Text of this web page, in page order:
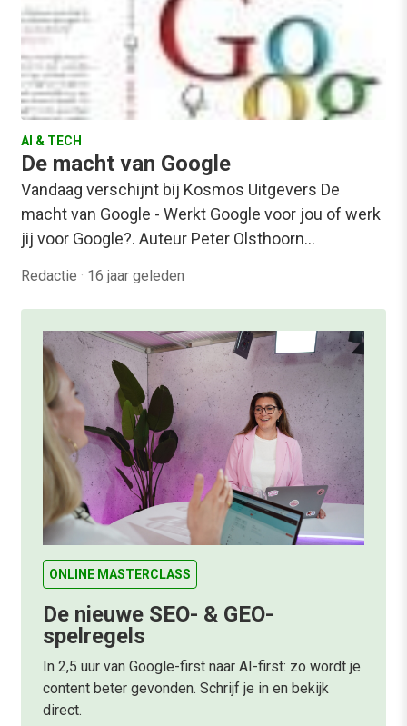
AI & TECH
De macht van Google
Vandaag verschijnt bij Kosmos Uitgevers De
macht van Google - Werkt Google voor jou of werk
jij voor Google?. Auteur Peter Olsthoorn…
Redactie · 16 jaar geleden
ONLINE MASTERCLASS
De nieuwe SEO- & GEO-
spelregels
In 2,5 uur van Google-first naar AI-first: zo wordt je
content beter gevonden. Schrijf je in en bekijk
direct.